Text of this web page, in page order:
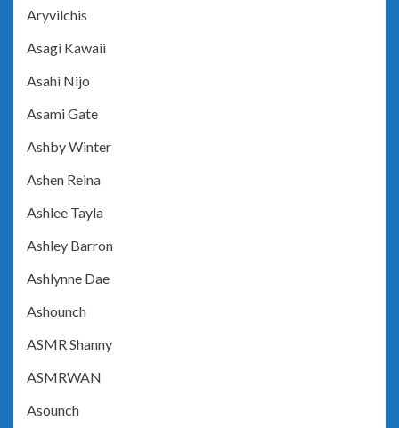
Aryvilchis
Asagi Kawaii
Asahi Nijo
Asami Gate
Ashby Winter
Ashen Reina
Ashlee Tayla
Ashley Barron
Ashlynne Dae
Ashounch
ASMR Shanny
ASMRWAN
Asounch